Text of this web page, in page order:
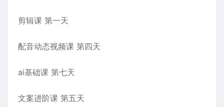
剪辑课 第一天
配音动态视频课 第四天
ai基础课 第七天
文案进阶课 第五天